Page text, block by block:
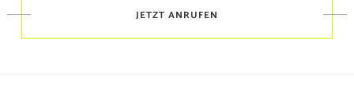
JETZT ANRUFEN